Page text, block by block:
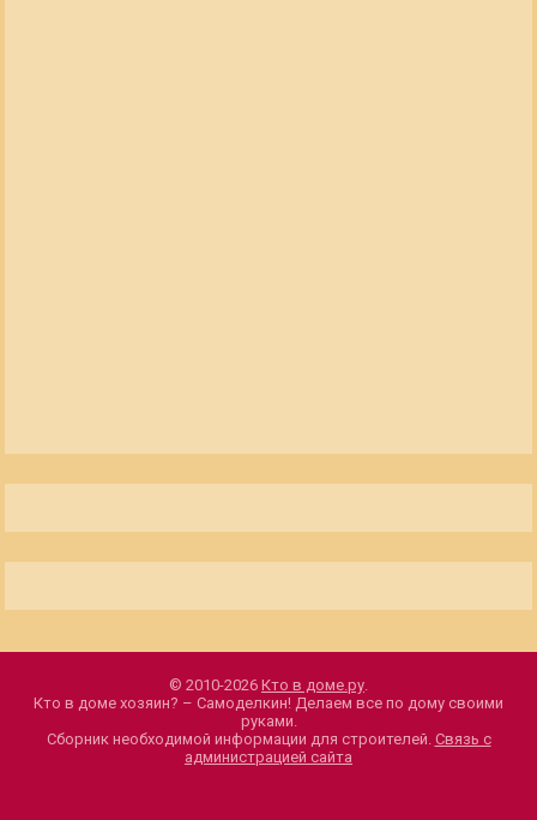
© 2010-2026 Кто в доме.ру.
Кто в доме хозяин? – Самоделкин! Делаем все по дому своими
руками.
Сборник необходимой информации для строителей. Связь с
администрацией сайта